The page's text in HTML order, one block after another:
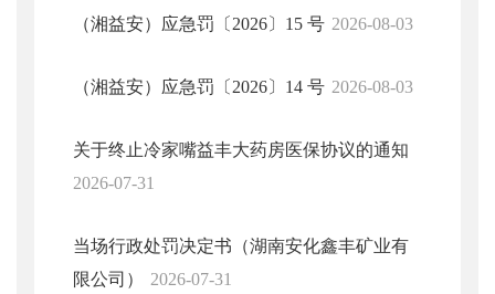
（湘益安）应急罚〔2026〕15 号 2026-08-03
（湘益安）应急罚〔2026〕14 号 2026-08-03
关于终止冷家嘴益丰大药房医保协议的通知
2026-07-31
当场行政处罚决定书（湖南安化鑫丰矿业有
限公司）
2026-07-31